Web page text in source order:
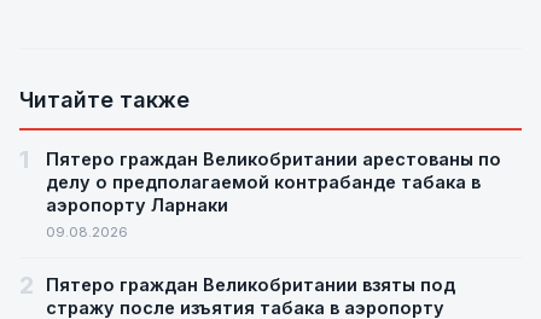
Читайте также
1
Пятеро граждан Великобритании арестованы по
делу о предполагаемой контрабанде табака в
аэропорту Ларнаки
09.08.2026
2
Пятеро граждан Великобритании взяты под
стражу после изъятия табака в аэропорту